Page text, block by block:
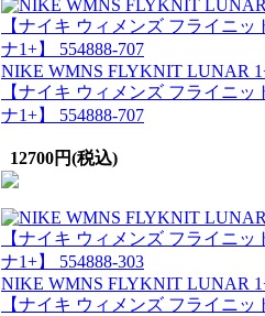
NIKE WMNS FLYKNIT LUNAR
【ナイキ ウィメンズ フライニッ
ナ1+】 554888-707
12700円(税込)
NIKE WMNS FLYKNIT LUNAR
【ナイキ ウィメンズ フライニッ